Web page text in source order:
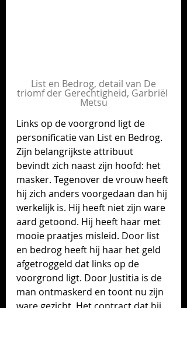
List en Bedrog, detail van De
triomf der Gerechtigheid, Garbriël
Metsu
Links op de voorgrond ligt de
personificatie van List en Bedrog.
Zijn belangrijkste attribuut
bevindt zich naast zijn hoofd: het
masker. Tegenover de vrouw heeft
hij zich anders voorgedaan dan hij
werkelijk is. Hij heeft niet zijn ware
aard getoond. Hij heeft haar met
mooie praatjes misleid. Door list
en bedrog heeft hij haar het geld
afgetroggeld dat links op de
voorgrond ligt. Door Justitia is de
man ontmaskerd en toont nu zijn
ware gezicht. Het contract dat hij